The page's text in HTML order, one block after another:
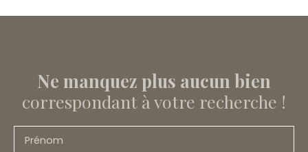
Ne manquez plus aucun bien
correspondant à votre recherche !
Prénom